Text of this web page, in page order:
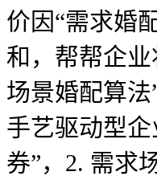
价因“需求婚
和，帮帮企
场景婚配算
手艺驱动型
券”，2. 需求